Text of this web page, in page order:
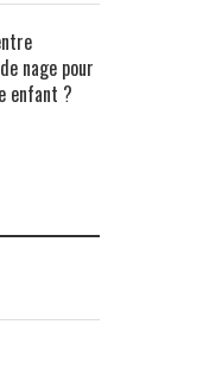
nage pour
enfant ?